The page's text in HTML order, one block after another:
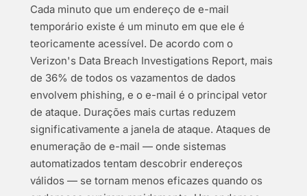
Cada minuto que um endereço de e-mail
temporário existe é um minuto em que ele é
teoricamente acessível. De acordo com o
Verizon's Data Breach Investigations Report, mais
de 36% de todos os vazamentos de dados
envolvem phishing, e o e-mail é o principal vetor
de ataque. Durações mais curtas reduzem
significativamente a janela de ataque. Ataques de
enumeração de e-mail — onde sistemas
automatizados tentam descobrir endereços
válidos — se tornam menos eficazes quando os